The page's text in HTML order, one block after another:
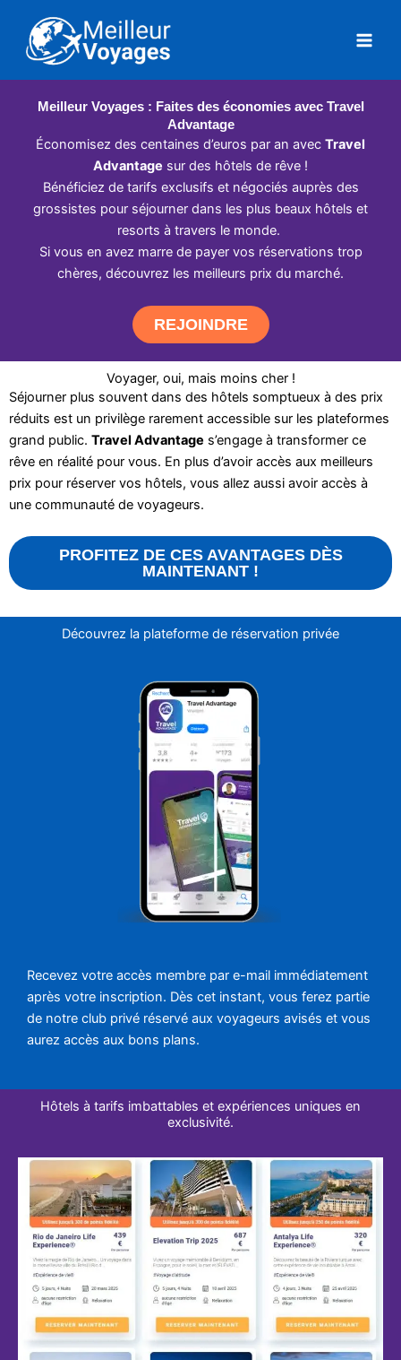
contenu
Meilleur Voyages : Faites des économies avec Travel
Advantage
Économisez des centaines d’euros par an avec Travel
Advantage sur des hôtels de rêve !
Bénéficiez de tarifs exclusifs et négociés auprès des
grossistes pour séjourner dans les plus beaux hôtels et
resorts à travers le monde.
Si vous en avez marre de payer vos réservations trop
chères, découvrez les meilleurs prix du marché.
REJOINDRE
Voyager, oui, mais moins cher !
Séjourner plus souvent dans des hôtels somptueux à des prix
réduits est un privilège rarement accessible sur les plateformes
grand public. Travel Advantage s’engage à transformer ce
rêve en réalité pour vous. En plus d’avoir accès aux meilleurs
prix pour réserver vos hôtels, vous allez aussi avoir accès à
une communauté de voyageurs.
PROFITEZ DE CES AVANTAGES DÈS
MAINTENANT !
Découvrez la plateforme de réservation privée
Recevez votre accès membre par e-mail immédiatement
après votre inscription. Dès cet instant, vous ferez partie
de notre club privé réservé aux voyageurs avisés et vous
aurez accès aux bons plans.
Hôtels à tarifs imbattables et expériences uniques en
exclusivité.